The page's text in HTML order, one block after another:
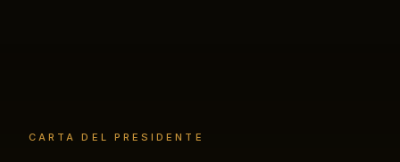
CARTA DEL PRESIDENTE